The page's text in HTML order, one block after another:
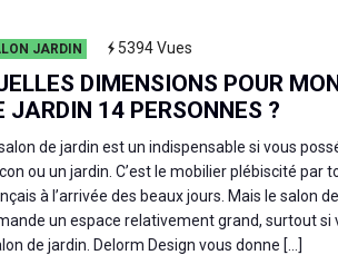
JARDIN 5394Vues
DIMENSIONS POUR
JARDIN 14 PERSONNES ?
de jardin est un indispensable si vous
ou un jardin. C’est le mobilier plébiscité par
à l’arrivée des beaux jours. Mais le salon
un espace relativement grand, surtout si
de jardin. Delorm Design vous donne […]